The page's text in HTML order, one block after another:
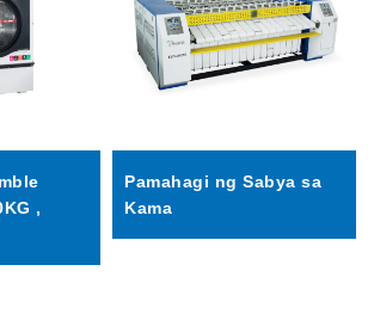
,
Pamahagi ng Sabya sa
Kama